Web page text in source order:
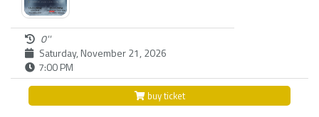
0''
Saturday, November 21, 2026
7:00 PM
buy ticket